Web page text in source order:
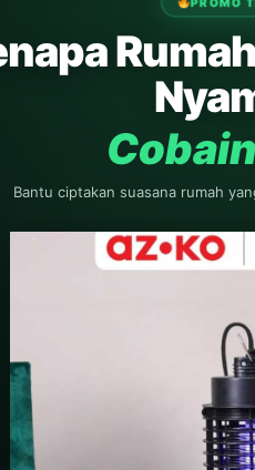
Bantu ciptakan suasana rumah